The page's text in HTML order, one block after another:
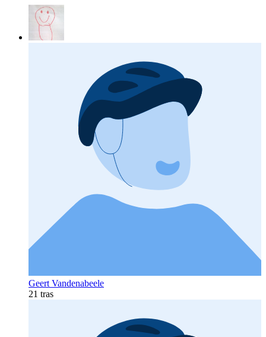
Geert Vandenabeele
21 tras